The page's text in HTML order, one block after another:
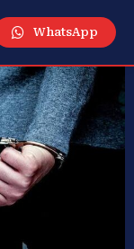
WhatsApp